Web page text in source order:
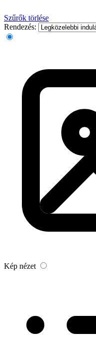
Szűrők törlése
Rendezés:
Kép nézet